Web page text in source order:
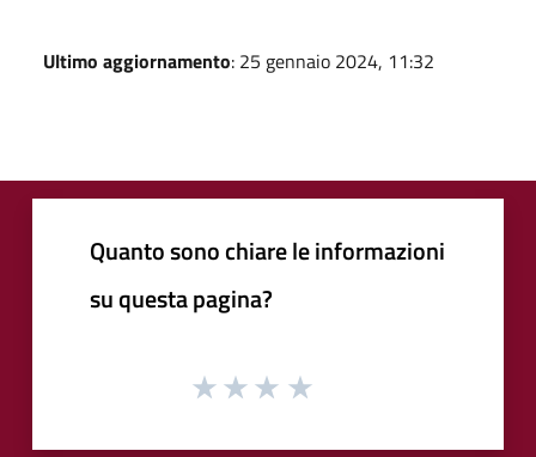
Ultimo aggiornamento: 25 gennaio 2024, 11:32
Quanto sono chiare le informazioni
su questa pagina?